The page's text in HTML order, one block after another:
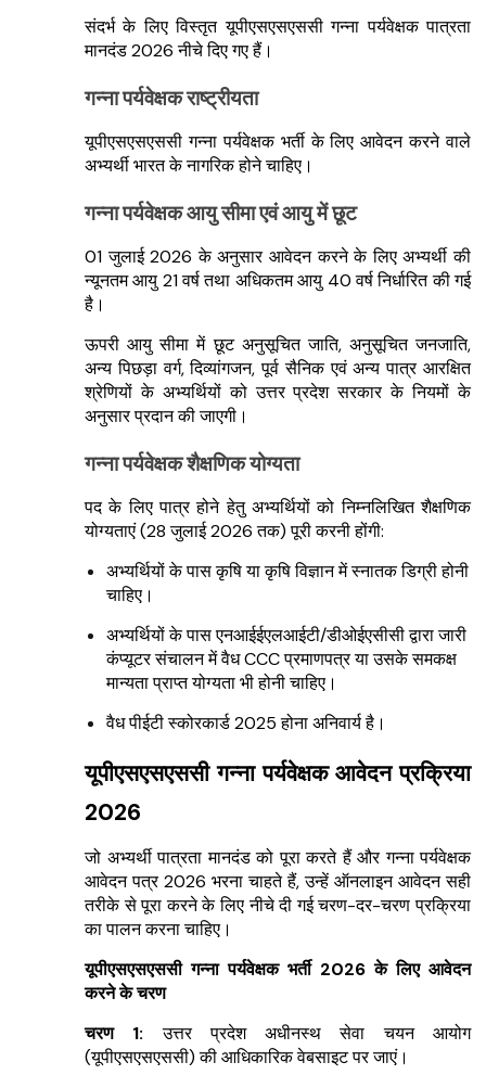
संदर्भ के लिए विस्तृत यूपीएसएसएससी गन्ना पर्यवेक्षक पात्रता
मानदंड 2026 नीचे दिए गए हैं।
गन्ना पर्यवेक्षक राष्ट्रीयता
यूपीएसएसएससी गन्ना पर्यवेक्षक भर्ती के लिए आवेदन करने वाले
अभ्यर्थी भारत के नागरिक होने चाहिए।
गन्ना पर्यवेक्षक आयु सीमा एवं आयु में छूट
01 जुलाई 2026 के अनुसार आवेदन करने के लिए अभ्यर्थी की
न्यूनतम आयु 21 वर्ष तथा अधिकतम आयु 40 वर्ष निर्धारित की गई
है।
ऊपरी आयु सीमा में छूट अनुसूचित जाति, अनुसूचित जनजाति,
अन्य पिछड़ा वर्ग, दिव्यांगजन, पूर्व सैनिक एवं अन्य पात्र आरक्षित
श्रेणियों के अभ्यर्थियों को उत्तर प्रदेश सरकार के नियमों के
अनुसार प्रदान की जाएगी।
गन्ना पर्यवेक्षक शैक्षणिक योग्यता
पद के लिए पात्र होने हेतु अभ्यर्थियों को निम्नलिखित शैक्षणिक
योग्यताएं (28 जुलाई 2026 तक) पूरी करनी होंगी:
अभ्यर्थियों के पास कृषि या कृषि विज्ञान में स्नातक डिग्री होनी
चाहिए।
अभ्यर्थियों के पास एनआईईएलआईटी/डीओईएसीसी द्वारा जारी
कंप्यूटर संचालन में वैध CCC प्रमाणपत्र या उसके समकक्ष
मान्यता प्राप्त योग्यता भी होनी चाहिए।
वैध पीईटी स्कोरकार्ड 2025 होना अनिवार्य है।
यूपीएसएसएससी गन्ना पर्यवेक्षक आवेदन प्रक्रिया
2026
जो अभ्यर्थी पात्रता मानदंड को पूरा करते हैं और गन्ना पर्यवेक्षक
आवेदन पत्र 2026 भरना चाहते हैं, उन्हें ऑनलाइन आवेदन सही
तरीके से पूरा करने के लिए नीचे दी गई चरण-दर-चरण प्रक्रिया
का पालन करना चाहिए।
यूपीएसएसएससी गन्ना पर्यवेक्षक भर्ती 2026 के लिए आवेदन
करने के चरण
चरण 1: उत्तर प्रदेश अधीनस्थ सेवा चयन आयोग
(यूपीएसएसएससी) की आधिकारिक वेबसाइट पर जाएं।